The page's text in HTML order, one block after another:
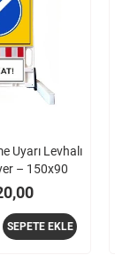
Uyarı Levhalı
– 150x90
SEPETE EKLE